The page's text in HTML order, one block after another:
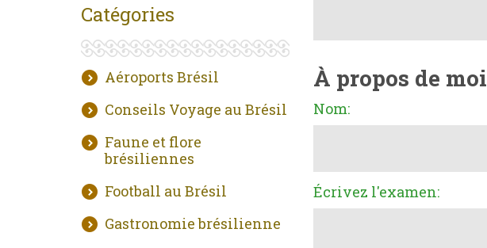
Catégories
Aéroports Brésil
Conseils Voyage au Brésil
Faune et flore
brésiliennes
Football au Brésil
Gastronomie brésilienne
À propos de moi
Nom:
Écrivez l'examen: